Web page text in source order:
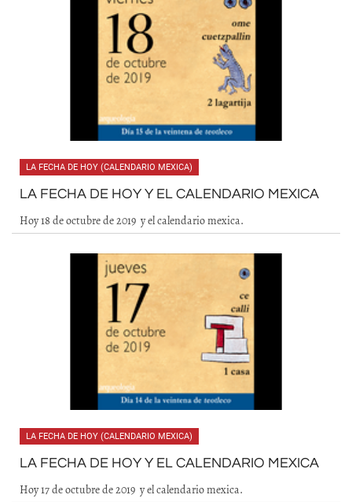
LA FECHA DE HOY (CALENDARIO MEXICA)
LA FECHA DE HOY Y EL CALENDARIO MEXICA
Hoy 18 de octubre de 2019 y el calendario mexica.
LA FECHA DE HOY (CALENDARIO MEXICA)
LA FECHA DE HOY Y EL CALENDARIO MEXICA
Hoy 17 de octubre de 2019 y el calendario mexica.